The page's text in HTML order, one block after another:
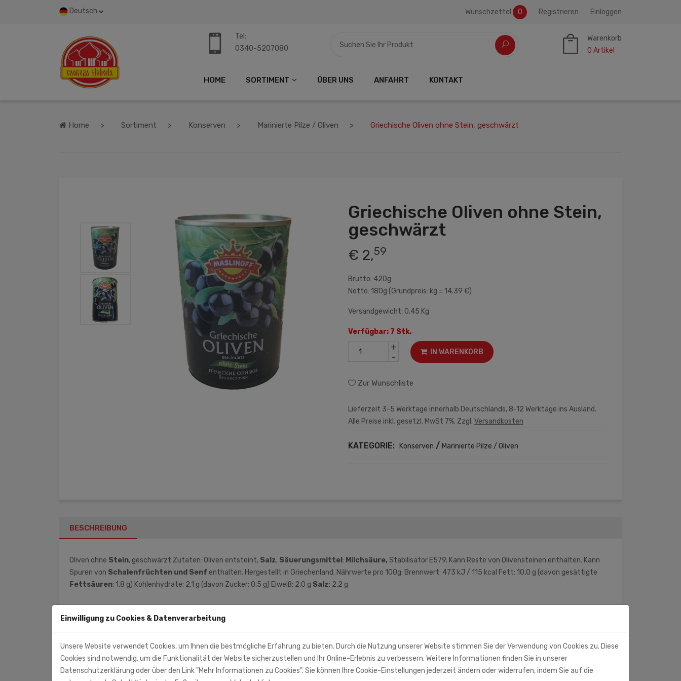
Deutsch Wunschzettel 0 Registrieren Einloggen
Tel:
0340-5207080
Warenkorb
0 Artikel
HOME SORTIMENT ÜBER UNS ANFAHRT KONTAKT
Home Sortiment Konserven Marinierte Pilze / Oliven Griechische Oliven ohne Stein, geschwärzt
Griechische Oliven ohne Stein,
geschwärzt
€ 2,59
Brutto: 420g
Netto: 180g (Grundpreis: kg = 14.39 €)
Versandgewicht: 0.45 Kg
Verfügbar: 7 Stk.
+
-
IN WARENKORB
Zur Wunschliste
Lieferzeit 3-5 Werktage innerhalb Deutschlands, 8-12 Werktage ins Ausland.
Alle Preise inkl. gesetzl. MwSt 7%. Zzgl. Versandkosten
KATEGORIE: Konserven / Marinierte Pilze / Oliven
BESCHREIBUNG
Oliven ohne Stein, geschwärzt Zutaten: Oliven entsteint, Salz, Säuerungsmittel : Milchsäure, Stabilisator E579. Kann Reste von Olivensteinen enthalten. Kann
Spuren von Schalenfrüchten und Senf enthalten. Hergestellt in Griechenland. Nährwerte pro 100g: Brennwert: 473 kJ / 115 kcal Fett: 10,0 g (davon gesättigte
Fettsäuren: 1,8 g) Kohlenhydrate: 2,1 g (davon Zucker: 0,5 g) Eiweiß: 2,0 g Salz: 2,2 g
Monolith Süd GmbH (Importeur)
71083 Herrenberg
Einwilligung zu Cookies & Datenverarbeitung
Unsere Website verwendet Cookies, um Ihnen die bestmögliche Erfahrung zu bieten. Durch die Nutzung unserer Website stimmen Sie der Verwendung von Cookies zu. Diese
Cookies sind notwendig, um die Funktionalität der Website sicherzustellen und Ihr Online-Erlebnis zu verbessern. Weitere Informationen finden Sie in unserer
Datenschutzerklärung oder über den Link "Mehr Informationen zu Cookies". Sie können Ihre Cookie-Einstellungen jederzeit ändern oder widerrufen, indem Sie auf die